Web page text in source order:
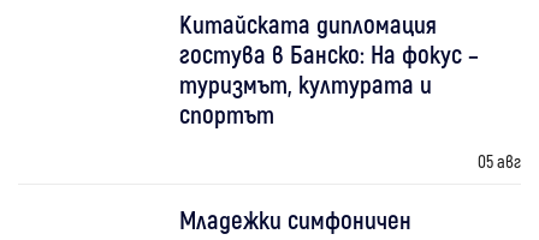
Китайската дипломация
гостува в Банско: На фокус –
туризмът, културата и
спортът
05 авг
Младежки симфоничен